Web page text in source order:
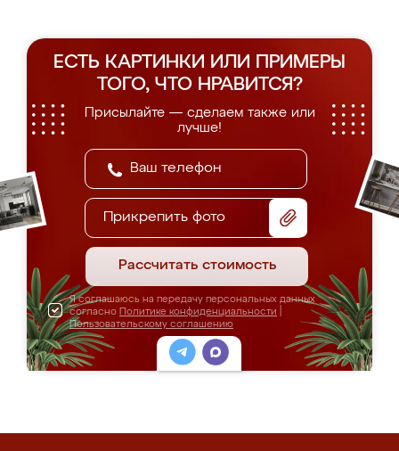
ЕСТЬ КАРТИНКИ ИЛИ ПРИМЕРЫ
ТОГО, ЧТО НРАВИТСЯ?
Присылайте — сделаем также или
лучше!
Прикрепить фото
Рассчитать стоимость
Я соглашаюсь на передачу персональных данных
согласно Политике конфиденциальности
Пользовательскому соглашению